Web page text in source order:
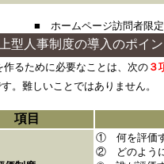
■ ホームページ訪問者限
型人事制度の導入のポイン
作るために必要なことは、次の３
。難しいことではありません。
項目
① 何を評価
② どのよう